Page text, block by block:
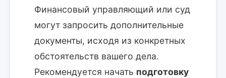
Финансовый управляющий или суд
могут запросить дополнительные
документы, исходя из конкретных
обстоятельств вашего дела.
Рекомендуется начать подготовку